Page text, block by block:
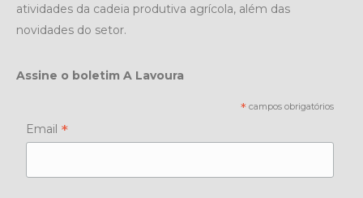
atividades da cadeia produtiva agrícola, além das
novidades do setor.
Assine o boletim A Lavoura
* campos obrigatórios
Email *